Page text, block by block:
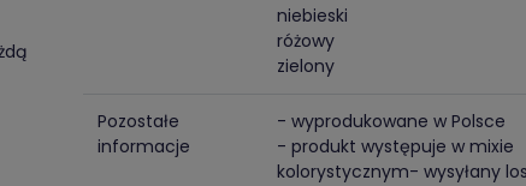
niebieski
różowy
zielony
Pozostałe
informacje
- wyprodukowane w Polsce
- produkt występuje w mixie
kolorystycznym- wysyłany